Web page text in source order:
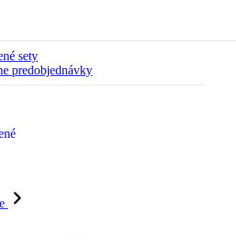
sety
predobjednávky